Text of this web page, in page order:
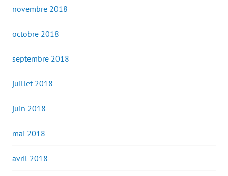
novembre 2018
octobre 2018
septembre 2018
juillet 2018
juin 2018
mai 2018
avril 2018